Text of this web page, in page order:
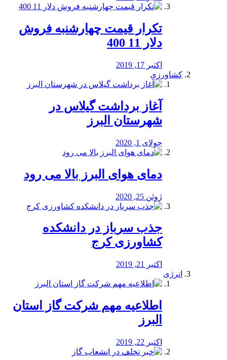
تکرار قیمت چهارشنبه فروش
دلار 11 400
اکتبر 17, 2019
کشاورزی
آغاز برداشت گیلاس در
شهرستان البرز
جولای 1, 2020
دمای هوای البرز بالا می رود
ژوئن 25, 2020
جذب سرباز در دانشکده
کشاورزی کرج
اکتبر 21, 2019
انرژی
️اطلاعیه مهم شرکت گاز استان
البرز
اکتبر 22, 2019